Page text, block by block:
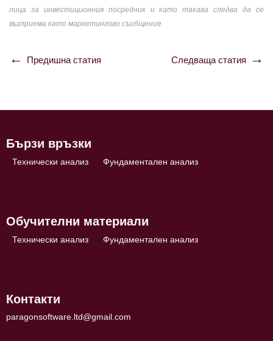
лица за инвестиционния посредник и като такава следва да се
възприема като маркетингово съобщение.
Навигация
Предишна статия Следваща статия
Бързи връзки
Технически анализ Фундаментален анализ
Обучителни материали
Технически анализ Фундаментален анализ
Контакти
paragonsoftware.ltd@gmail.com